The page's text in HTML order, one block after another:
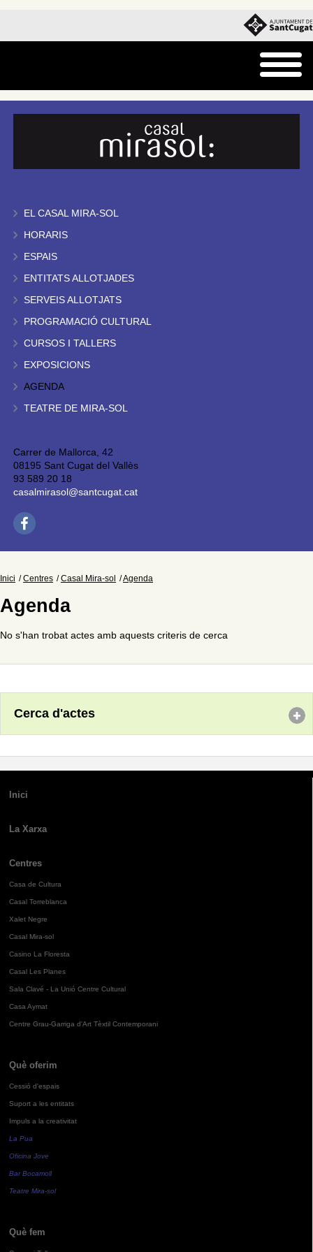
EL CASAL MIRA-SOL
HORARIS
ESPAIS
ENTITATS ALLOTJADES
SERVEIS ALLOTJATS
PROGRAMACIÓ CULTURAL
CURSOS I TALLERS
EXPOSICIONS
AGENDA
TEATRE DE MIRA-SOL
Carrer de Mallorca, 42
08195 Sant Cugat del Vallès
93 589 20 18
casalmirasol@santcugat.cat
Inici Centres Casal Mira-sol Agenda
Agenda
No s'han trobat actes amb aquests criteris de cerca
Cerca d'actes
Inici
La Xarxa
Centres
Casa de Cultura
Casal Torreblanca
Xalet Negre
Casal Mira-sol
Casino La Floresta
Casal Les Planes
Sala Clavé - La Unió Centre Cultural
Casa Aymat
Centre Grau-Garriga d'Art Tèxtil Contemporani
Què oferim
Cessió d'espais
Suport a les entitats
Impuls a la creativitat
La Pua
Oficina Jove
Bar Bocamoll
Teatre Mira-sol
Què fem